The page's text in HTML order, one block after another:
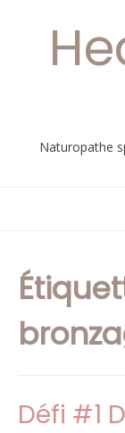
Naturopathe
Défi #1